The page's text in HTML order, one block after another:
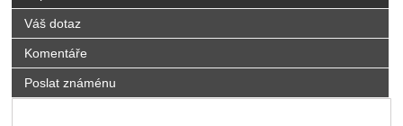
Váš dotaz
Komentáře
Poslat známénu